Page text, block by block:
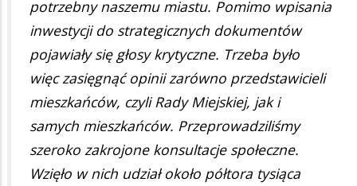
potrzebny naszemu miastu. Pomimo wpisania
inwestycji do strategicznych dokumentów
pojawiały się głosy krytyczne. Trzeba było
więc zasięgnąć opinii zarówno przedstawicieli
mieszkańców, czyli Rady Miejskiej, jak i
samych mieszkańców. Przeprowadziliśmy
szeroko zakrojone konsultacje społeczne.
Wzięło w nich udział około półtora tysiąca